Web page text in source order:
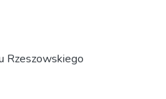
Rzeszowskiego